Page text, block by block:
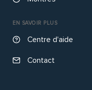
EN SAVOIR PLUS
Centre d'aide
Contact